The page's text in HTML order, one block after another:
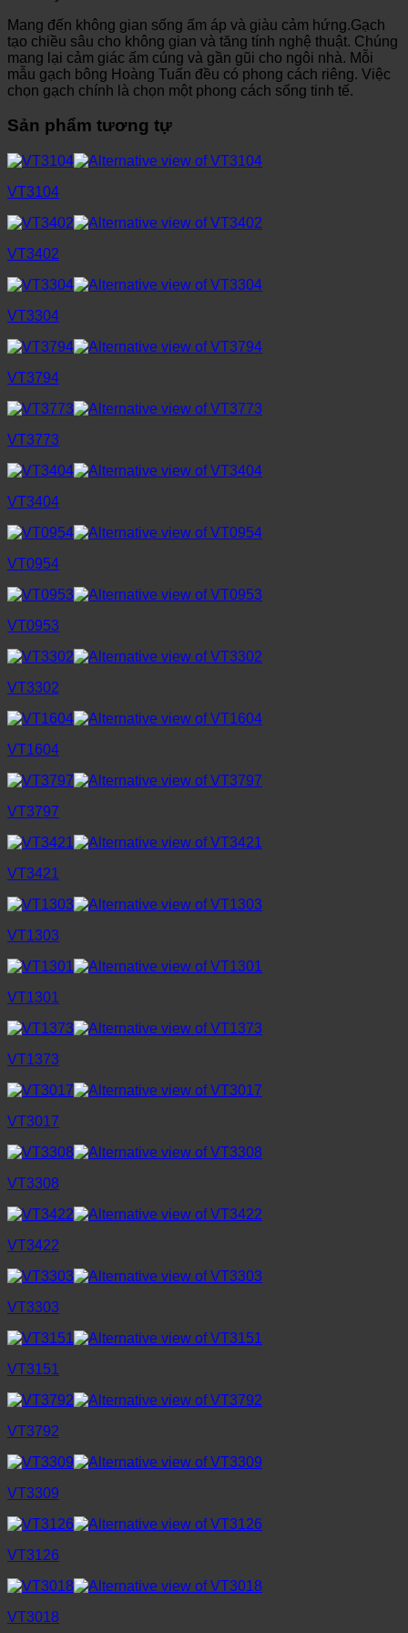
Mang đến không gian sống ấm áp và giàu cảm hứng.Gạch
tạo chiều sâu cho không gian và tăng tính nghệ thuật. Chúng
mang lại cảm giác ấm cúng và gần gũi cho ngôi nhà. Mỗi
mẫu gạch bông Hoàng Tuấn đều có phong cách riêng. Việc
chọn gạch chính là chọn một phong cách sống tinh tế.
Sản phẩm tương tự
VT3104
VT3402
VT3304
VT3794
VT3773
VT3404
VT0954
VT0953
VT3302
VT1604
VT3797
VT3421
VT1303
VT1301
VT1373
VT3017
VT3308
VT3422
VT3303
VT3151
VT3792
VT3309
VT3126
VT3018